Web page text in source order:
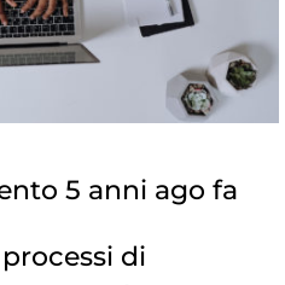
5 anni ago fa
di